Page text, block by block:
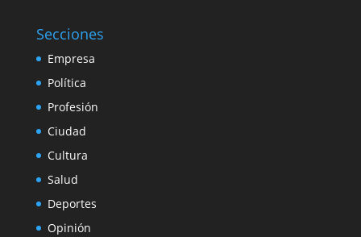
Secciones
Empresa
Política
Profesión
Ciudad
Cultura
Salud
Deportes
Opinión